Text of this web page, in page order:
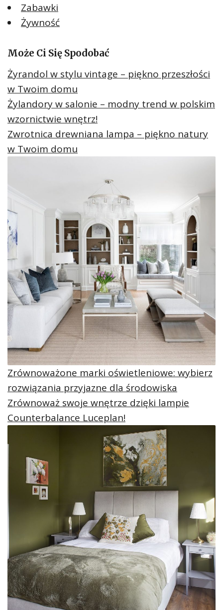
Zabawki
Żywność
Może Ci Się Spodobać
Żyrandol w stylu vintage – piękno przeszłości
w Twoim domu
Żylandory w salonie – modny trend w polskim
wzornictwie wnętrz!
Zwrotnica drewniana lampa – piękno natury
w Twoim domu
Zrównoważone marki oświetleniowe: wybierz
rozwiązania przyjazne dla środowiska
Zrównoważ swoje wnętrze dzięki lampie
Counterbalance Luceplan!